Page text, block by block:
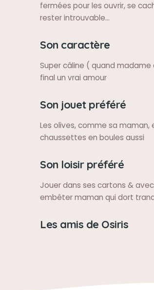
fermées pour les ouvrir, se
rester introuvable...
Son caractère
Super câline ( quand
final un vrai amour
Son jouet préféré
Les olives, comme sa maman,
chaussettes en boules aussi
Son loisir préféré
Jouer dans ses cartons &
embêter maman qui dort
Les amis de Osiris